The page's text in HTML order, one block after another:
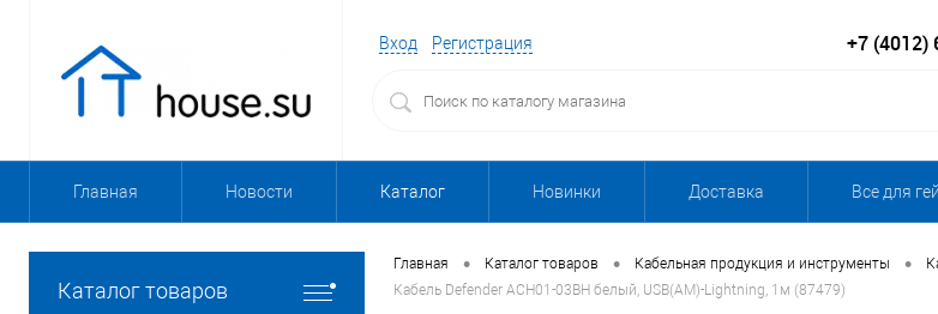
Вход Регистрация +7 (4012)
Главная Новости Каталог Новинки Доставка Все для
Каталог товаров
Главная • Каталог товаров • Кабельная продукция и инструменты •
Кабель Defender ACH01-03BH белый, USB(AM)-Lightning, 1м (87479)